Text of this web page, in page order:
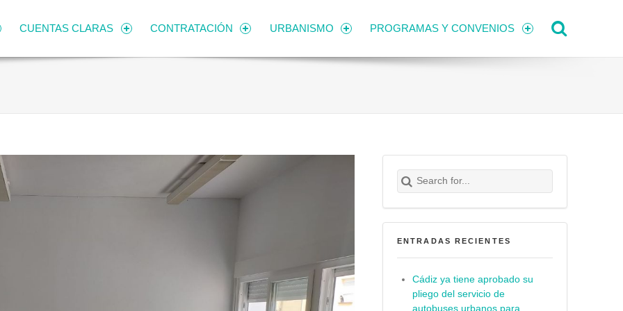
CUENTAS CLARAS CONTRATACIÓN URBANISMO PROGRAMAS Y CONVENIOS
Search for:
Buscar
ENTRADAS RECIENTES
Cádiz ya tiene aprobado su
pliego del servicio de
autobuses urbanos para